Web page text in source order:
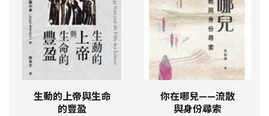
生動的上帝與生命
的豐盈
你在哪兒——流散
與身份尋索